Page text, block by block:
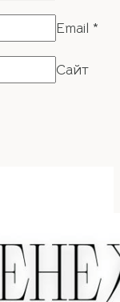
Email *
Сайт